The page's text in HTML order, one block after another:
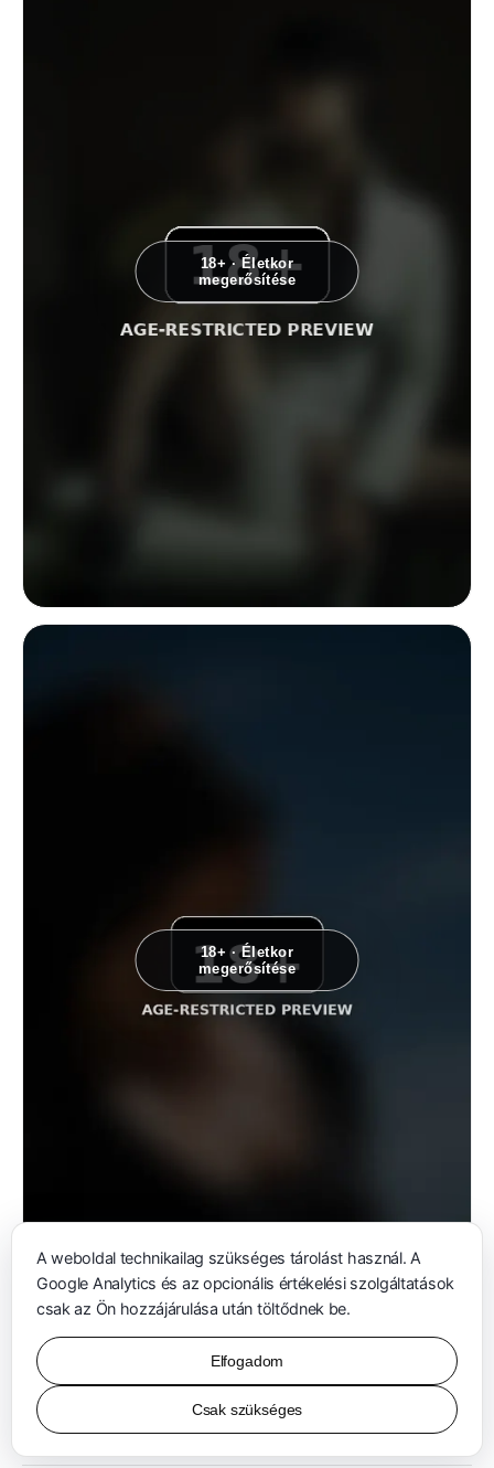
18+ · Életkor
megerősítése
18+ · Életkor
megerősítése
Szabadtéri portré egy fekete ruhát viselő, bekötött szemű nőről kék
BŐVÍTETT MŰVÉSZETI ARCHÍVUM
Városi, építészeti és utazási tanulmányok +
A weboldal technikailag szükséges tárolást használ. A
Google Analytics és az opcionális értékelési szolgáltatások
csak az Ön hozzájárulása után töltődnek be.
Elfogadom
Csak szükséges